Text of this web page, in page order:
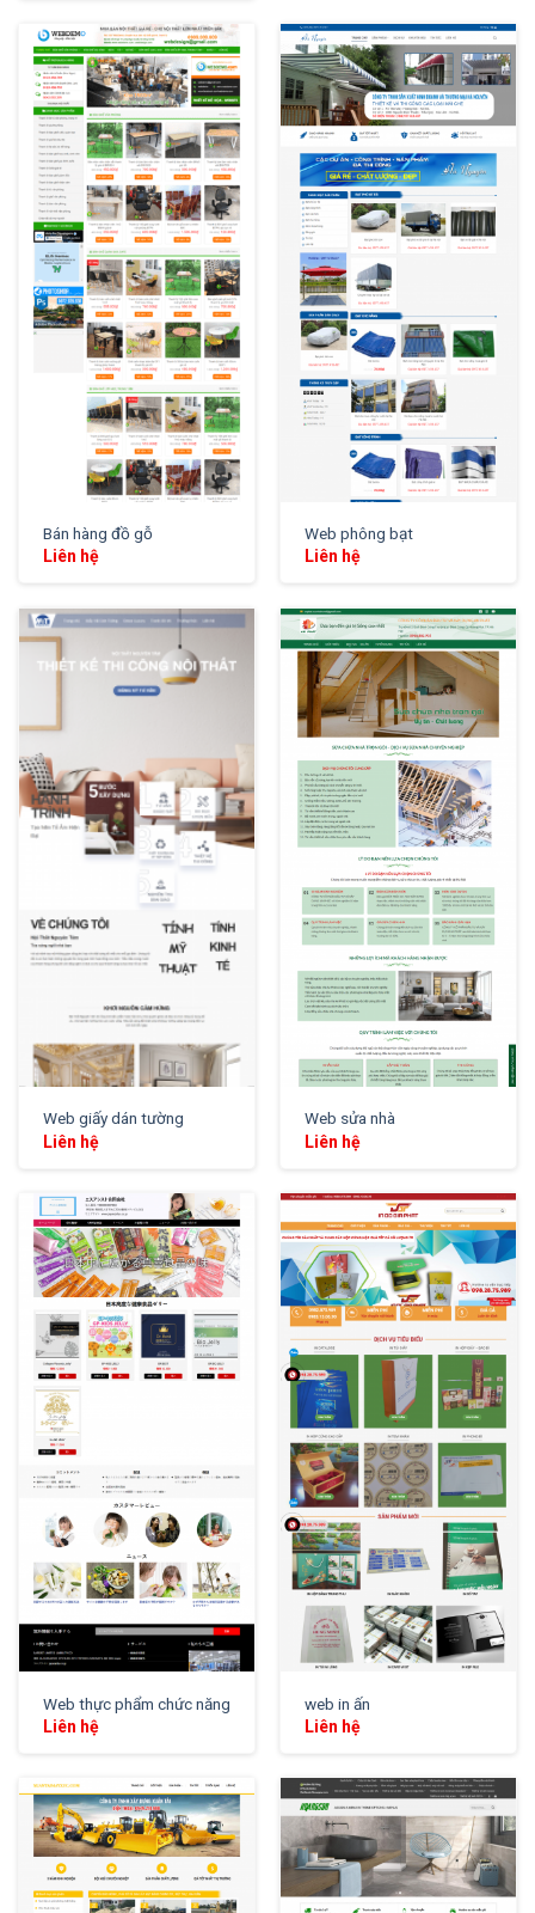
Bán hàng đồ gỗ
Liên hệ
XEM THỬ
Web phông bạt
Liên hệ
XEM THỬ
Web giấy dán tường
Liên hệ
XEM THỬ
Web sửa nhà
Liên hệ
XEM THỬ
Web thực phẩm chức năng
Liên hệ
web in ấn
Liên hệ
XEM THỬ